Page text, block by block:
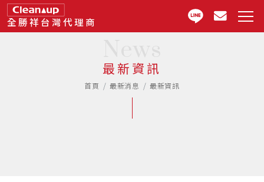
全勝祥台灣代理商
最新資訊
首頁 最新消息 最新資訊